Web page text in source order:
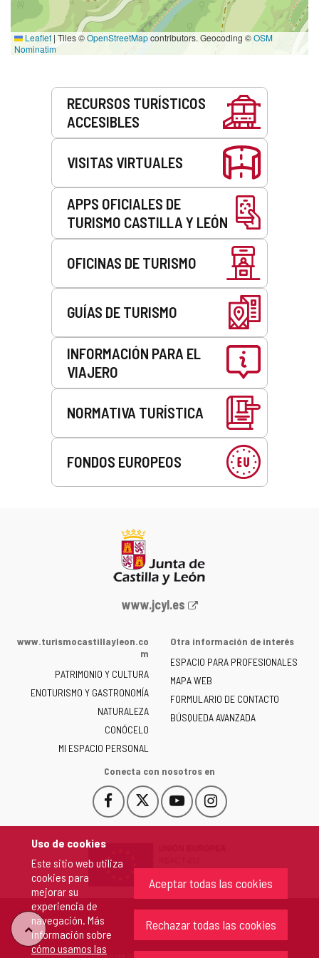
Uso de cookies
Este sitio web utiliza
cookies para
mejorar su
experiencia de
navegación. Más
información sobre
cómo usamos las
Aceptar todas las cookies
Rechazar todas las cookies
Leaflet | Tiles ©OpenStreetMapcontributors. Geocoding ©OSM
Nominatim
RECURSOS TURÍSTICOS
ACCESIBLES
VISITAS VIRTUALES
APPS OFICIALES DE
TURISMO CASTILLA Y LEÓN
OFICINAS DE TURISMO
GUÍAS DE TURISMO
INFORMACIÓN PARA EL
VIAJERO
NORMATIVA TURÍSTICA
FONDOS EUROPEOS
Portal
la
de
Castilla
y
León
-
www.jcyl.es
www.turismocastillayleon.co
m
PATRIMONIO Y CULTURA
ENOTURISMO Y GASTRONOMÍA
NATURALEZA
CONÓCELO
MI ESPACIO PERSONAL
Otra información de interés
ESPACIO PARA PROFESIONALES
MAPA WEB
FORMULARIO DE CONTACTO
BÚSQUEDA AVANZADA
Conecta con nosotros en
Facebook
Este
enlace
en
nueva.
Este
enlace
una
ventana
nueva.
YouTube
Este
enlace
una
ventana
nueva.
Instagram
Este
enlace
una
ventana
nueva.
"Volver
Copyright 2026 - Junta de Castilla y León